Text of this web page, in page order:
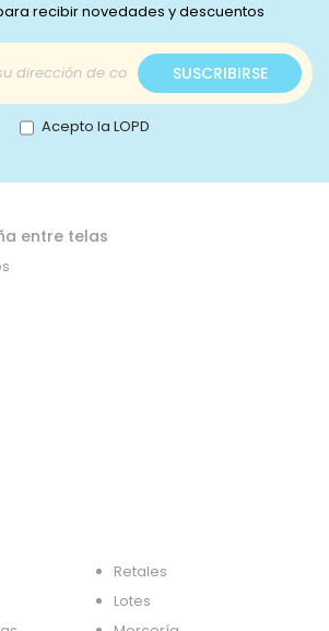
recibir novedades y descuentos
Inscríbase
a
nuestro
boletín
de
SUSCRIBIRSE
Acepto la LOPD
entre telas
Retales
Lotes